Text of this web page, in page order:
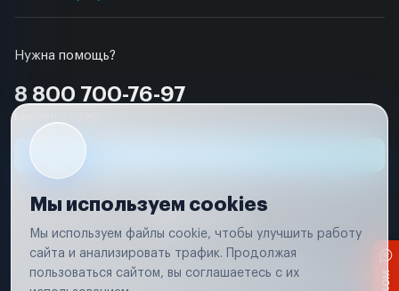
Нужна помощь?
8 800 700-76-97
Условия использования
Удаление аккаунта
Вся информация, представленная на сайте, носит исключительно
Мы используем cookies
Мы используем файлы cookie, чтобы улучшить работу
сайта и анализировать трафик. Продолжая
пользоваться сайтом, вы соглашаетесь с их